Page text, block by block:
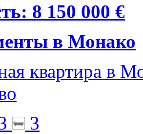
8 150 000 €
в Монако
квартира в
3